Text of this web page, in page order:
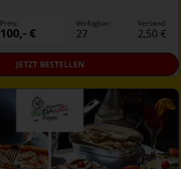
Preis:
100,- €
Verfügbar:
27
Versand:
2,50 €
JETZTBESTELLEN